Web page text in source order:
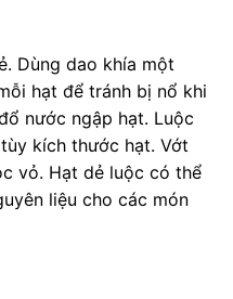
Dùng dao khía một
hạt để tránh bị nổ khi
nước ngập hạt. Luộc
kích thước hạt. Vớt
vỏ. Hạt dẻ luộc có thể
liệu cho các món